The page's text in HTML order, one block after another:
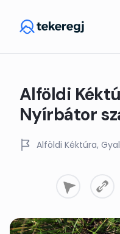
Alföldi
Nyírbátor
Alföldi Kéktúra